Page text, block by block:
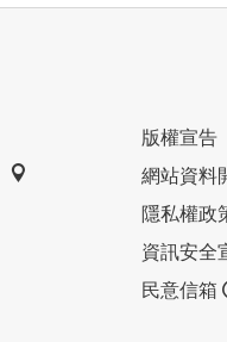
版權宣告
網站資料
隱私權政
資訊安全
民意信箱